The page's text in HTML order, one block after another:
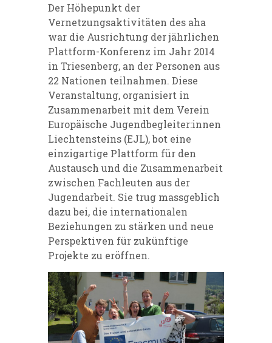
Der Höhepunkt der
Vernetzungsaktivitäten des aha
war die Ausrichtung der jährlichen
Plattform-Konferenz im Jahr 2014
in Triesenberg, an der Personen aus
22 Nationen teilnahmen. Diese
Veranstaltung, organisiert in
Zusammenarbeit mit dem Verein
Europäische Jugendbegleiter:innen
Liechtensteins (EJL), bot eine
einzigartige Plattform für den
Austausch und die Zusammenarbeit
zwischen Fachleuten aus der
Jugendarbeit. Sie trug massgeblich
dazu bei, die internationalen
Beziehungen zu stärken und neue
Perspektiven für zukünftige
Projekte zu eröffnen.